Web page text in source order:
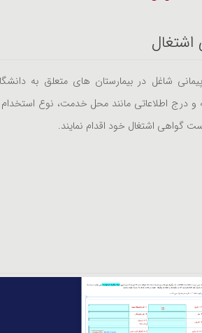
شاغل در بیمارستان های متعلق به
و درج اطلاعاتی مانند محل خدمت، نوع
گواهی اشتغال خود اقدام نمایند.